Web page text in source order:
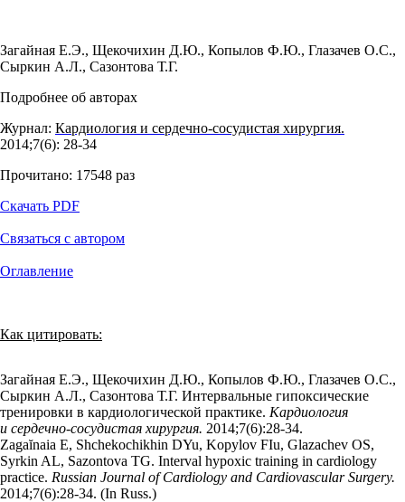
Загайная Е.Э., Щекочихин Д.Ю., Копылов Ф.Ю., Глазачев О.С.,
Сыркин А.Л., Сазонтова Т.Г.
Подробнее об авторах
Журнал: Кардиология и сердечно-сосудистая хирургия.
2014;7(6): 28‑34
Прочитано: 17548 раз
Скачать PDF
Связаться с автором
Оглавление
Как цитировать:
Загайная Е.Э., Щекочихин Д.Ю., Копылов Ф.Ю., Глазачев О.С.,
Сыркин А.Л., Сазонтова Т.Г. Интервальные гипоксические
тренировки в кардиологической практике. Кардиология
и сердечно-сосудистая хирургия. 2014;7(6):28‑34.
Zagaĭnaia E, Shchekochikhin DYu, Kopylov FIu, Glazachev OS,
Syrkin AL, Sazontova TG. Interval hypoxic training in cardiology
practice. Russian Journal of Cardiology and Cardiovascular Surgery.
2014;7(6):28‑34. (In Russ.)